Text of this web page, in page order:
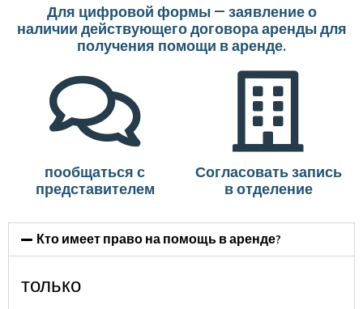
Для цифровой формы — заявление о
наличии действующего договора аренды для
получения помощи в аренде.
пообщаться с
представителем
Согласовать запись
в отделение
Кто имеет право на помощь в аренде?
только